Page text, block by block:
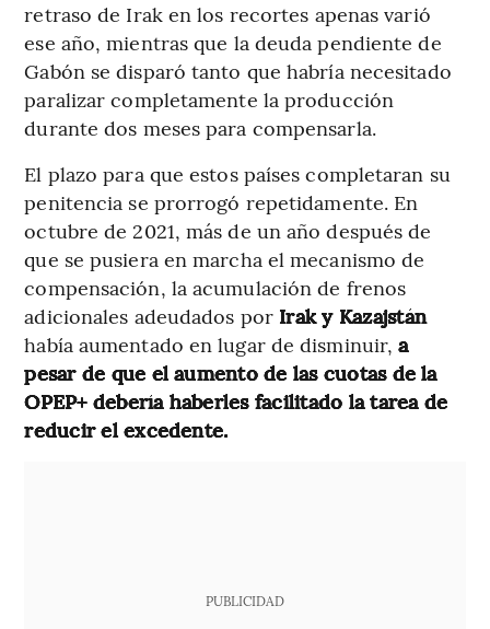
retraso de Irak en los recortes apenas varió
ese año, mientras que la deuda pendiente de
Gabón se disparó tanto que habría necesitado
paralizar completamente la producción
durante dos meses para compensarla.
El plazo para que estos países completaran su
penitencia se prorrogó repetidamente. En
octubre de 2021, más de un año después de
que se pusiera en marcha el mecanismo de
compensación, la acumulación de frenos
adicionales adeudados porIrak y Kazajstán
había aumentado en lugar de disminuir,a
pesar de que el aumento de las cuotas de la
OPEP+ debería haberles facilitado la tarea de
reducir el excedente.
PUBLICIDAD